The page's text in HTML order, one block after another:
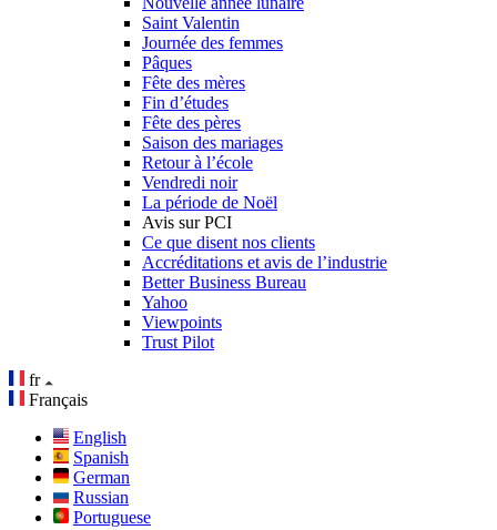
Saint Valentin
Journée des femmes
Pâques
Fête des mères
Fin d’études
Fête des pères
Saison des mariages
Retour à l’école
Vendredi noir
La période de Noël
Avis sur PCI
Ce que disent nos clients
Accréditations et avis de l’industrie
Better Business Bureau
Yahoo
Viewpoints
Trust Pilot
fr
Français
English
Spanish
German
Russian
Portuguese